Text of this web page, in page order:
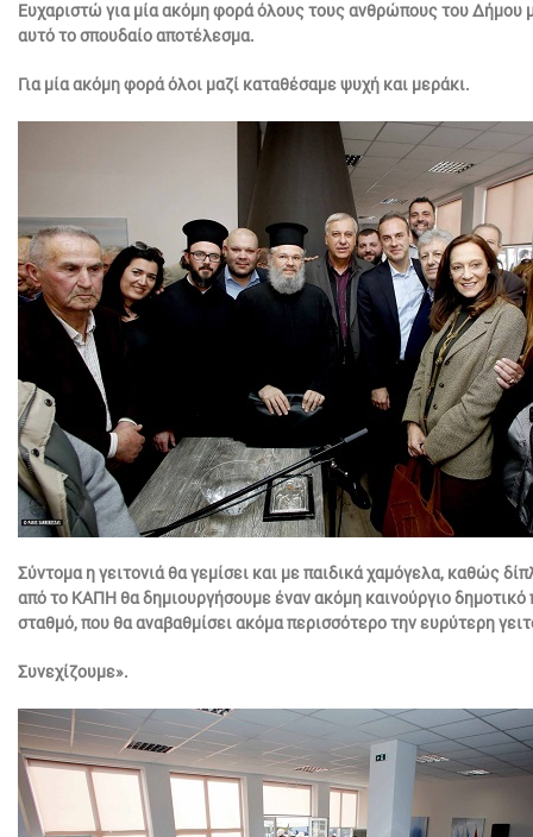
Ευχαριστώ για μία ακόμη φορά όλους τους ανθρώπους του Δήμου
αυτό το σπουδαίο αποτέλεσμα.
Για μία ακόμη φορά όλοι μαζί καταθέσαμε ψυχή και μεράκι.
Σύντομα η γειτονιά θα γεμίσει και με παιδικά χαμόγελα, καθώς
από το ΚΑΠΗ θα δημιουργήσουμε έναν ακόμη καινούργιο δημοτικό
σταθμό, που θα αναβαθμίσει ακόμα περισσότερο την ευρύτερη
Συνεχίζουμε».